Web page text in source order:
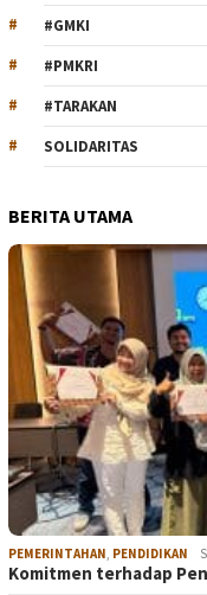
#GMKI
#PMKRI
#TARAKAN
SOLIDARITAS
BERITA UTAMA
PEMERINTAHAN PENDIDIKAN
Komitmen terhadap